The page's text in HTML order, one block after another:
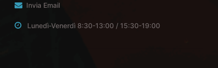
Invia Email
Lunedì-Venerdì 8:30-13:00 / 15:30-19:00